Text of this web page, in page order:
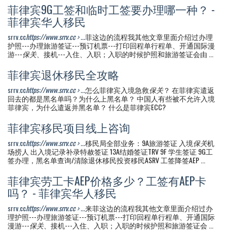
菲律宾9G工签和临时工签要办理哪一种？ -
菲律宾华人移民
srrv.cchttps://www.srrv.cc › ...菲这边的流程我其他文章里面介绍过办理
护照---办理旅游签证---预订机票---打印回程单行程单、开通国际漫
游---保关、接机---入住、入职；入职的时候护照和旅游签证会由 ...
菲律宾退休移民全攻略
srrv.cchttps://www.srrv.cc › ...怎么菲律宾入境急救保关？ 在菲律宾遣返
回去的都是黑名单吗？为什么上黑名单？ 中国人有些被不允许入境
菲律宾，为什么遣返并黑名单？ 什么是菲律宾ECC?
菲律宾移民项目线上咨询
srrv.cchttps://www.srrv.cc › ...移民局全部业务：9A旅游签证 入境保关机
场捞人 出入境记录补录特赦签证 13A结婚签证TRV 9F 学生签证 9G工
签办理，黑名单查询/清除退休移民投资移民ASRV 工签降签AEP ...
菲律宾劳工卡AEP价格多少？工签有AEP卡
吗？ - 菲律宾华人移民
srrv.cchttps://www.srrv.cc › ...来菲这边的流程我其他文章里面介绍过办
理护照---办理旅游签证---预订机票---打印回程单行程单、开通国际
漫游---保关、接机---入住、入职；入职的时候护照和旅游签证会 ...